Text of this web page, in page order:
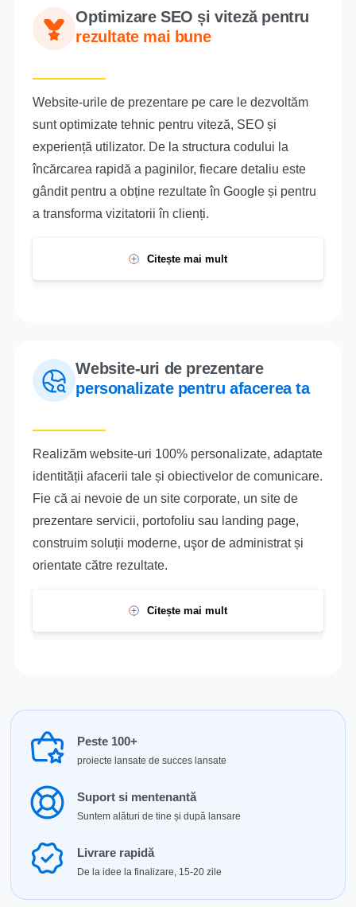
Optimizare SEO și viteză pentru
rezultate mai bune
Website-urile de prezentare pe care le dezvoltăm
sunt optimizate tehnic pentru viteză, SEO și
experiență utilizator. De la structura codului la
încărcarea rapidă a paginilor, fiecare detaliu este
gândit pentru a obține rezultate în Google și pentru
a transforma vizitatorii în clienți.
Citește mai mult
Website-uri de prezentare
personalizate pentru afacerea ta
Realizăm website-uri 100% personalizate, adaptate
identității afacerii tale și obiectivelor de comunicare.
Fie că ai nevoie de un site corporate, un site de
prezentare servicii, portofoliu sau landing page,
construim soluții moderne, uşor de administrat și
orientate către rezultate.
Citește mai mult
Peste 100+
proiecte lansate de succes lansate
Suport si mentenantă
Suntem alături de tine și după lansare
Livrare rapidă
De la idee la finalizare, 15-20 zile